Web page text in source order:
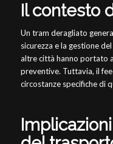
Il contesto
Un tram deragliato
sicurezza e la gestione
altre città hanno portato
preventive. Tuttavia, il
circostanze specifiche di